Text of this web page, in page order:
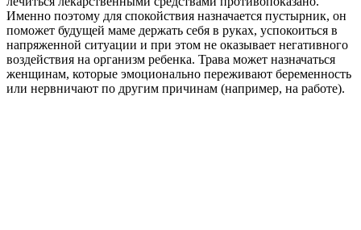
Именно поэтому для спокойствия назначается пустырник, он
поможет будущей маме держать себя в руках, успокоиться в
напряженной ситуации и при этом не оказывает негативного
воздействия на организм ребенка. Трава может назначаться
женщинам, которые эмоционально переживают беременность
или нервничают по другим причинам (например, на работе).